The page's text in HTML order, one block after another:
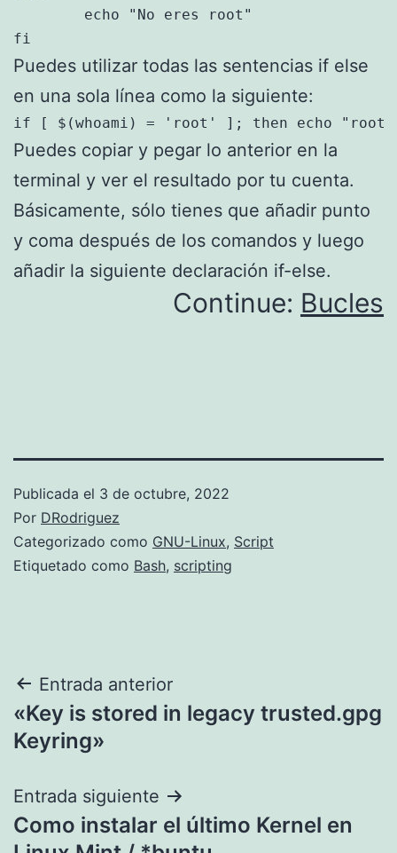
fi
Puedes utilizar todas las sentencias if else
en una sola línea como la siguiente:
if [ $(whoami) = 'root' ]; then echo
Puedes copiar y pegar lo anterior en la
terminal y ver el resultado por tu cuenta.
Básicamente, sólo tienes que añadir punto
y coma después de los comandos y luego
añadir la siguiente declaración if-else.
Continue: Bucles
Publicada el 3 de octubre, 2022
Por DRodriguez
Categorizado como GNU-Linux, Script
Etiquetado como Bash, scripting
Navegación
de
Entrada anterior
«Key is stored in legacy trusted.gpg
Keyring»
Entrada siguiente
Como instalar el último Kernel en